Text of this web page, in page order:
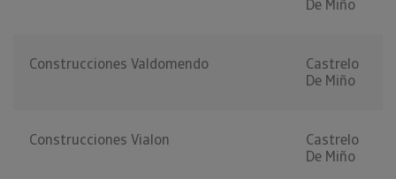
De Miño
Construcciones Valdomendo
Castrelo
De Miño
Construcciones Vialon
Castrelo
De Miño